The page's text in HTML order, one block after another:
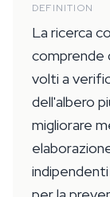
DEFINITION
La ricerca
comprende
volti a
dell'albero
migliorare